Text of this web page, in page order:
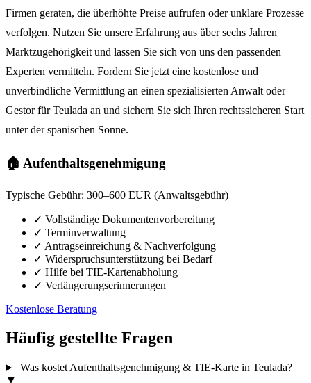
Firmen geraten, die überhöhte Preise aufrufen oder unklare Prozesse
verfolgen. Nutzen Sie unsere Erfahrung aus über sechs Jahren
Marktzugehörigkeit und lassen Sie sich von uns den passenden
Experten vermitteln. Fordern Sie jetzt eine kostenlose und
unverbindliche Vermittlung an einen spezialisierten Anwalt oder
Gestor für Teulada an und sichern Sie sich Ihren rechtssicheren Start
unter der spanischen Sonne.
🏠 Aufenthaltsgenehmigung
Typische Gebühr: 300–600 EUR (Anwaltsgebühr)
✓ Vollständige Dokumentenvorbereitung
✓ Terminverwaltung
✓ Antragseinreichung & Nachverfolgung
✓ Widerspruchsunterstützung bei Bedarf
✓ Hilfe bei TIE-Kartenabholung
✓ Verlängerungserinnerungen
Kostenlose Beratung
Häufig gestellte Fragen
Was kostet Aufenthaltsgenehmigung & TIE-Karte in Teulada?
▼